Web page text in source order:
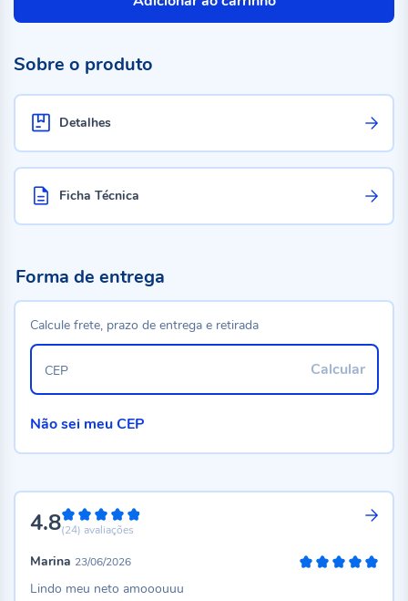
Sobre o produto
Detalhes
Ficha Técnica
4.896%
(24) avaliações
Marina 23/06/2026
Lindo meu neto amooouuu
Forma de entrega
Calcule frete, prazo de entrega e retirada
Calcular
CEP
Não sei meu CEP